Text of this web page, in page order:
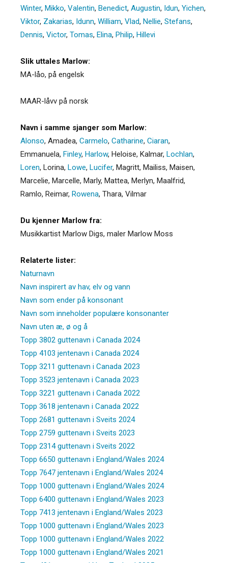
Winter, Mikko, Valentin, Benedict, Augustin, Idun, Yichen,
Viktor, Zakarias, Idunn, William, Vlad, Nellie, Stefans,
Dennis, Victor, Tomas, Elina, Philip, Hillevi
Slik uttales Marlow:
MA-låo, på engelsk
MAAR-låvv på norsk
Navn i samme sjanger som Marlow:
Alonso, Amadea, Carmelo, Catharine, Ciaran,
Emmanuela, Finley, Harlow, Heloise, Kalmar, Lochlan,
Loren, Lorina, Lowe, Lucifer, Magritt, Mailiss, Maisen,
Marcelie, Marcelle, Marly, Mattea, Merlyn, Maalfrid,
Ramlo, Reimar, Rowena, Thara, Vilmar
Du kjenner Marlow fra:
Musikkartist Marlow Digs, maler Marlow Moss
Relaterte lister:
Naturnavn
Navn inspirert av hav, elv og vann
Navn som ender på konsonant
Navn som inneholder populære konsonanter
Navn uten æ, ø og å
Topp 3802 guttenavn i Canada 2024
Topp 4103 jentenavn i Canada 2024
Topp 3211 guttenavn i Canada 2023
Topp 3523 jentenavn i Canada 2023
Topp 3221 guttenavn i Canada 2022
Topp 3618 jentenavn i Canada 2022
Topp 2681 guttenavn i Sveits 2024
Topp 2759 guttenavn i Sveits 2023
Topp 2314 guttenavn i Sveits 2022
Topp 6650 guttenavn i England/Wales 2024
Topp 7647 jentenavn i England/Wales 2024
Topp 1000 guttenavn i England/Wales 2024
Topp 6400 guttenavn i England/Wales 2023
Topp 7413 jentenavn i England/Wales 2023
Topp 1000 guttenavn i England/Wales 2023
Topp 1000 guttenavn i England/Wales 2022
Topp 1000 guttenavn i England/Wales 2021